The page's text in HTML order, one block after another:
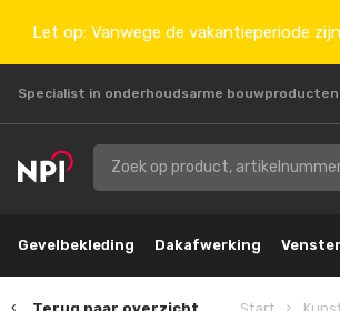
Let op: Vanwege de vakantieperiode
Specialist in onderhoudsarme
Gevelbekleding Dakafwerking
Terug naar overzicht Start